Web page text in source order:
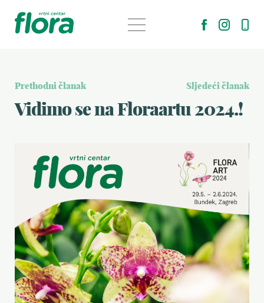
Vidimo se na Floraartu 2024.!
Prethodni članak Sljedeći članak